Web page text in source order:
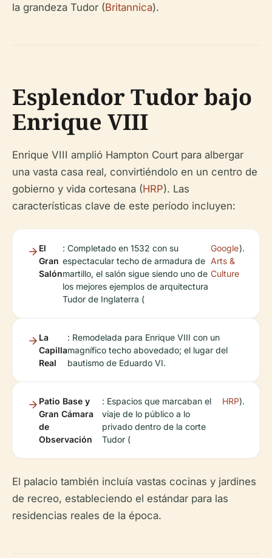
la grandeza Tudor (Britannica).
Esplendor Tudor bajo
Enrique VIII
Enrique VIII amplió Hampton Court para albergar
una vasta casa real, convirtiéndolo en un centro de
gobierno y vida cortesana (HRP). Las
características clave de este período incluyen:
El
Gran
Salón
: Completado en 1532 con su
espectacular techo de armadura de
martillo, el salón sigue siendo uno de
los mejores ejemplos de arquitectura
Tudor de Inglaterra (
Google
Arts &
Culture
).
La
Capilla
Real
: Remodelada para Enrique VIII con un
magnífico techo abovedado; el lugar del
bautismo de Eduardo VI.
Patio Base y
Gran Cámara
de
Observación
: Espacios que marcaban el
viaje de lo público a lo
privado dentro de la corte
Tudor (
HRP).
El palacio también incluía vastas cocinas y jardines
de recreo, estableciendo el estándar para las
residencias reales de la época.